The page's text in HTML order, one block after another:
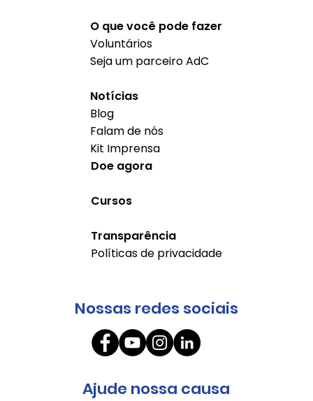
Nossas redes sociais
Ajude nossa causa
O que você pode fazer
Voluntários
Seja um parceiro AdC
Notícias
Blog
Falam de nós
Kit Imprensa
Doe agora
Cursos
Transparência
Políticas de privacidade